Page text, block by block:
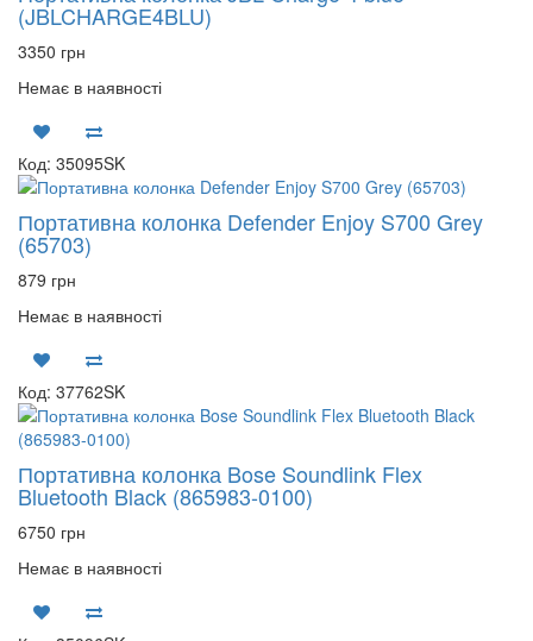
(JBLCHARGE4BLU)
3350 грн
Немає в наявності
Код: 35095SK
Портативна колонка Defender Enjoy S700 Grey
(65703)
879 грн
Немає в наявності
Код: 37762SK
Портативна колонка Bose Soundlink Flex
Bluetooth Black (865983-0100)
6750 грн
Немає в наявності